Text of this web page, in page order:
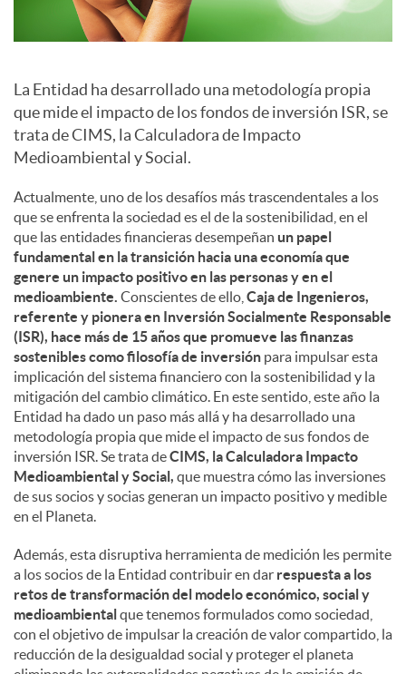
e
s
La Entidad ha desarrollado una metodología propia
que mide el impacto de los fondos de inversión ISR, se
trata de CIMS, la Calculadora de Impacto
Medioambiental y Social.
Actualmente, uno de los desafíos más trascendentales a los
que se enfrenta la sociedad es el de la sostenibilidad, en el
que las entidades financieras desempeñan un papel
fundamental en la transición hacia una economía que
genere un impacto positivo en las personas y en el
medioambiente. Conscientes de ello, Caja de Ingenieros,
referente y pionera en Inversión Socialmente Responsable
(ISR), hace más de 15 años que promueve las finanzas
sostenibles como filosofía de inversión para impulsar esta
implicación del sistema financiero con la sostenibilidad y la
mitigación del cambio climático. En este sentido, este año la
Entidad ha dado un paso más allá y ha desarrollado una
metodología propia que mide el impacto de sus fondos de
inversión ISR. Se trata deCIMS, la Calculadora Impacto
Medioambiental y Social, que muestra cómo las inversiones
de sus socios y socias generan un impacto positivo y medible
en el Planeta.
Además, esta disruptiva herramienta de medición les permite
a los socios de la Entidad contribuir en dar respuesta a los
retos de transformación del modelo económico, social y
medioambiental que tenemos formulados como sociedad,
con el objetivo de impulsar la creación de valor compartido, la
reducción de la desigualdad social y proteger el planeta